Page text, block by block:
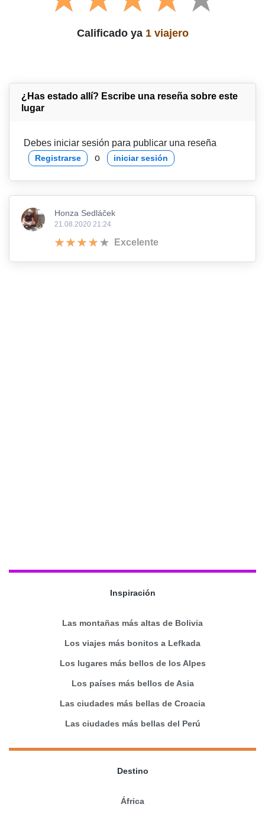
Calificado ya 1 viajero
¿Has estado allí? Escribe una reseña sobre este
lugar
Debes iniciar sesión para publicar una reseña
Registrarse o iniciar sesión
Honza Sedláček
21.08.2020 21:24
Excelente
Inspiración
Las montañas más altas de Bolivia
Los viajes más bonitos a Lefkada
Los lugares más bellos de los Alpes
Los países más bellos de Asia
Las ciudades más bellas de Croacia
Las ciudades más bellas del Perú
Destino
África